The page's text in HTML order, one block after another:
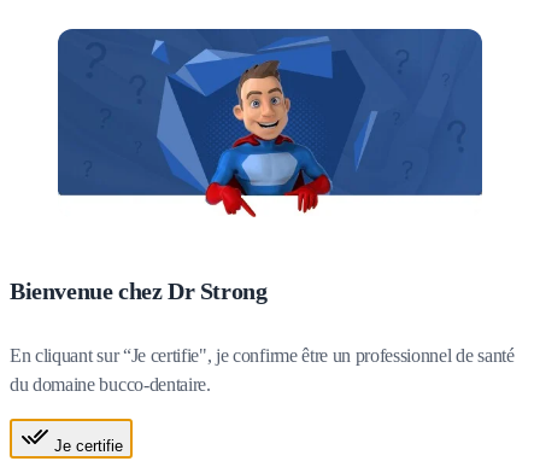
Bienvenue chez Dr Strong
En cliquant sur “Je certifie", je confirme être un professionnel de santé
du domaine bucco-dentaire.
Je certifie